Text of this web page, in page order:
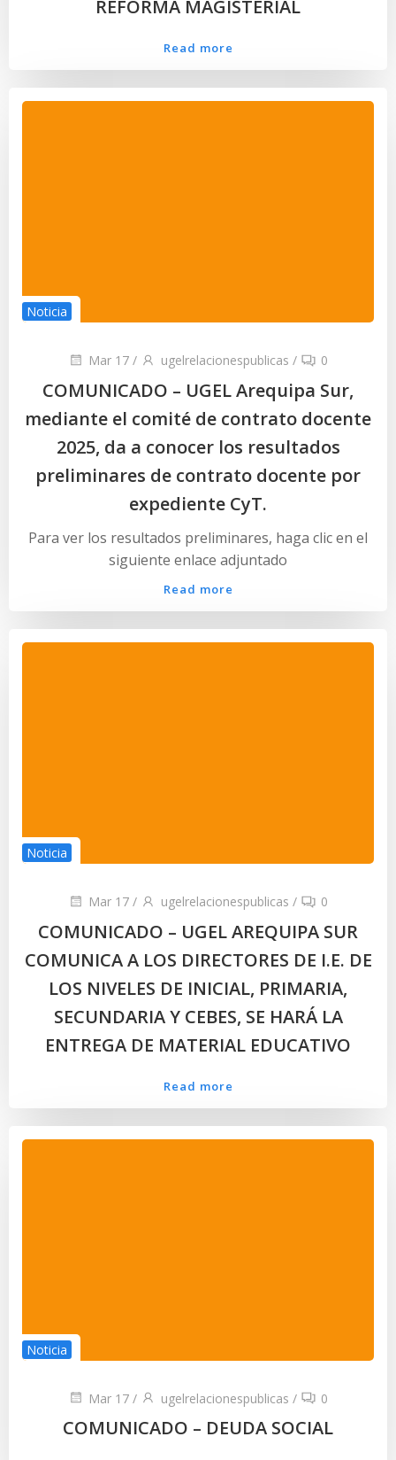
REFORMA MAGISTERIAL
Read more
Noticia
Mar 17 / ugelrelacionespublicas / 0
COMUNICADO – UGEL Arequipa Sur,
mediante el comité de contrato docente
2025, da a conocer los resultados
preliminares de contrato docente por
expediente CyT.
Para ver los resultados preliminares, haga clic en el
siguiente enlace adjuntado
Read more
Noticia
Mar 17 / ugelrelacionespublicas / 0
COMUNICADO – UGEL AREQUIPA SUR
COMUNICA A LOS DIRECTORES DE I.E. DE
LOS NIVELES DE INICIAL, PRIMARIA,
SECUNDARIA Y CEBES, SE HARÁ LA
ENTREGA DE MATERIAL EDUCATIVO
Read more
Noticia
Mar 17 / ugelrelacionespublicas / 0
COMUNICADO – DEUDA SOCIAL